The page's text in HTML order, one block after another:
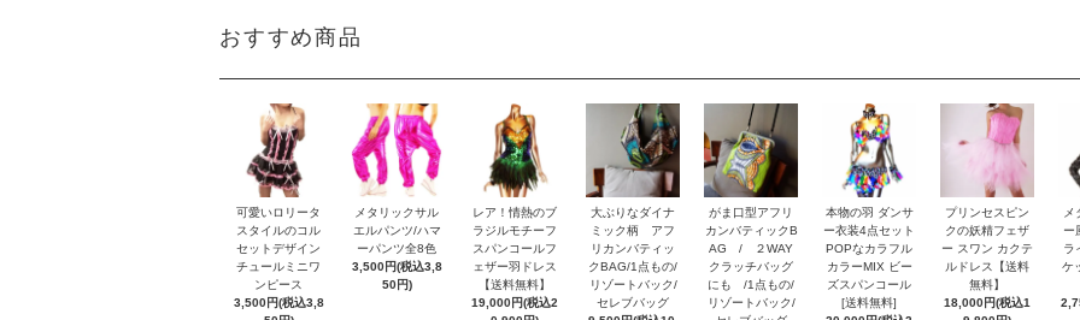
おすすめ商品
可愛いロリータ
スタイルのコル
セットデザイン
チュールミニワ
ンピース
3,500円(税込3,8
メタリックサル
エルパンツ/ハマ
ーパンツ全8色
3,500円(税込3,8
50円)
レア！情熱のブ
ラジルモチーフ
スパンコールフ
ェザー羽ドレス
【送料無料】
19,000円(税込2
大ぶりなダイナ
ミック柄 アフ
リカンバティッ
クBAG/1点もの/
リゾートバック/
セレブバッグ
がま口型アフリ
カンバティックB
AG / ２WAY
クラッチバッグ
にも /1点もの/
リゾートバック/
本物の羽 ダンサ
ー衣装4点セット
POPなカラフル
カラーMIX ビー
ズスパンコール
[送料無料]
プリンセスピン
クの妖精フェザ
ー スワン カクテ
ルドレス【送料
無料】
18,000円(税込1
ー
ラ
ケ